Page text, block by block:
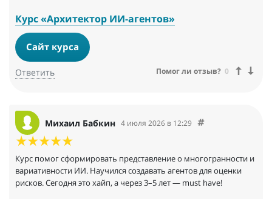
Курс «Архитектор ИИ-агентов»
Сайт курса
Ответить Помог ли отзыв? 0
Михаил Бабкин 4 июля 2026 в 12:29
Курс помог сформировать представление о многогранности и
вариативности ИИ. Научился создавать агентов для оценки
рисков. Сегодня это хайп, а через 3–5 лет — must have!